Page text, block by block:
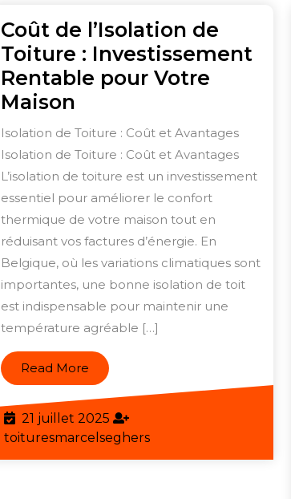
Coût de l’Isolation de
Toiture : Investissement
Rentable pour Votre
Maison
de
l’Isolation
de
Toiture
:
Investissement
Rentable
pour
Votre
Maison
Isolation de Toiture : Coût et Avantages
Isolation de Toiture : Coût et Avantages
L’isolation de toiture est un investissement
essentiel pour améliorer le confort
thermique de votre maison tout en
réduisant vos factures d’énergie. En
Belgique, où les variations climatiques sont
importantes, une bonne isolation de toit
est indispensable pour maintenir une
température agréable […]
Read More Read
More
21 juillet 2025 21
juillet
2025
toituresmarcelsegherstoituresmarcelseghers